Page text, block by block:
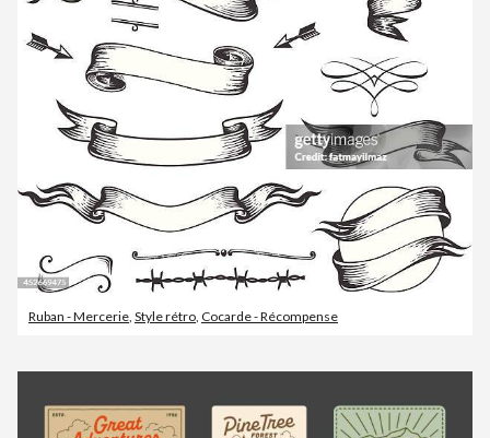
Ruban - Mercerie Style rétro Cocarde - Récompense